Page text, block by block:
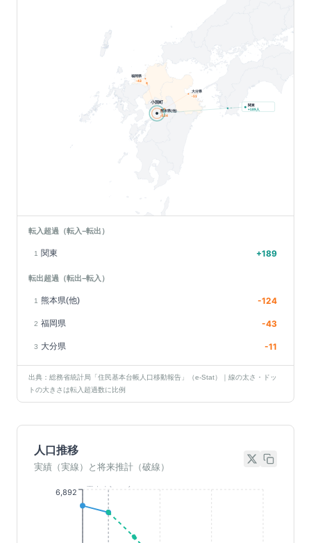
大分県
-11
福岡県
-43
熊本県(他)
-124
小国町
関東
+189人
転入超過（転入−転出）
1 関東 +189
転出超過（転出−転入）
1 熊本県(他) -124
2 福岡県 -43
3 大分県 -11
出典：総務省統計局「住民基本台帳人口移動報告」（e-Stat）｜線の太さ・ドッ
トの大きさは転入超過数に比例
人口推移
実績（実線）と将来推計（破線）
6,892